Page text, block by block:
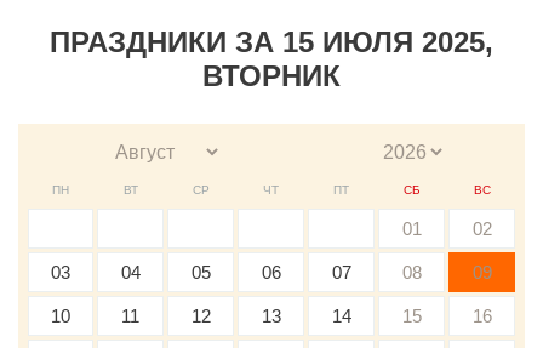
ПРАЗДНИКИ ЗА 15 ИЮЛЯ 2025,
ВТОРНИК
ПН ВТ СР ЧТ ПТ СБ ВС
01 02
03 04 05 06 07 08 09
10 11 12 13 14 15 16